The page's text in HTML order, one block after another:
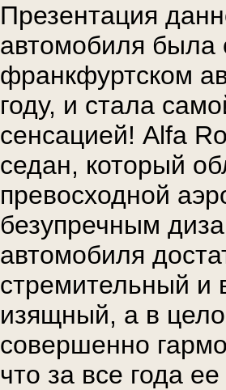
Презентация
автомобиля была
франкфуртском
году, и стала
сенсацией! Alfa
седан, который
превосходной
безупречным
автомобиля
стремительный и
изящный, а в
совершенно
что за все года